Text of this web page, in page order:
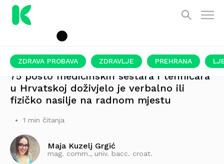
ZDRAVA PROBAVA ZDRAVLJE PREHRANA
75 posto medicinskih sestara i tehničara
u Hrvatskoj doživjelo je verbalno ili
fizičko nasilje na radnom mjestu
1 min čitanja
Maja Kuzelj Grgić
mag. comm., univ. bacc. croat.